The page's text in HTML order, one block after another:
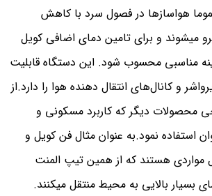
هواسازها در فصول سرد با کاهش
میشوند و برای تامین دمای اضافی کویل
مناسبی محسوب شود. این دستگاه قابلیت
و کانال‌های انتقال دهنده هوا را دارد.از
محصولات دیگر که کاربرد مسکونی و
استفاده نمود.به عنوان مثال فن کویل و
مواردی هستند که از همین تیپ المنت
بسیار بالایی به محیط منتقل میکنند.